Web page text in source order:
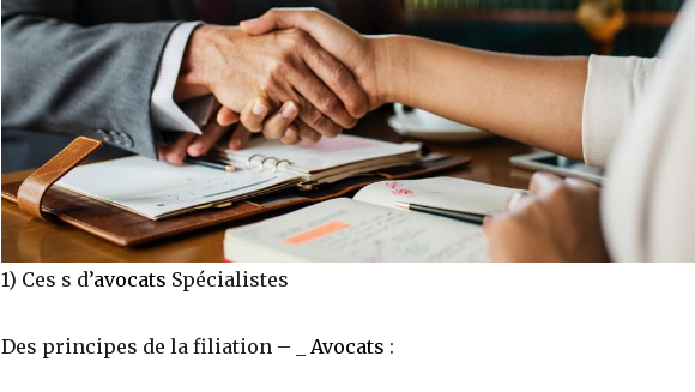
1) Ces s d’avocats Spécialistes
Des principes de la filiation – _ Avocats :